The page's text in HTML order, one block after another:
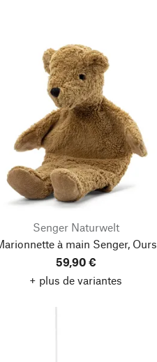
Senger Naturwelt
à main Senger, Ours
59,90 €
+ plus de variantes